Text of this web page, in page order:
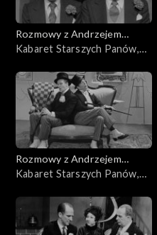
Rozmowy z Andrzejem
Doboszem
Kabaret Starszych Panów,
Rozmowy z Andrzejem
Doboszem
Kabaret Starszych Panów,